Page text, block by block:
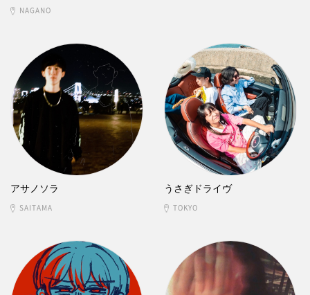
NAGANO
アサノソラ
SAITAMA
うさぎドライヴ
TOKYO